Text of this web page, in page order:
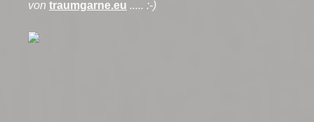
vontraumgarne.eu ..... :-)